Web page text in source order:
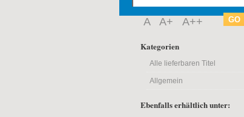
A A+ A++
Kategorien
Alle lieferbaren Titel
Allgemein
Ebenfalls erhältlich unter: